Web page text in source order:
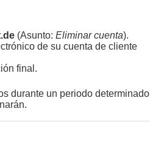
(Asunto: Eliminar cuenta).
de su cuenta de cliente
final.
durante un periodo determinado